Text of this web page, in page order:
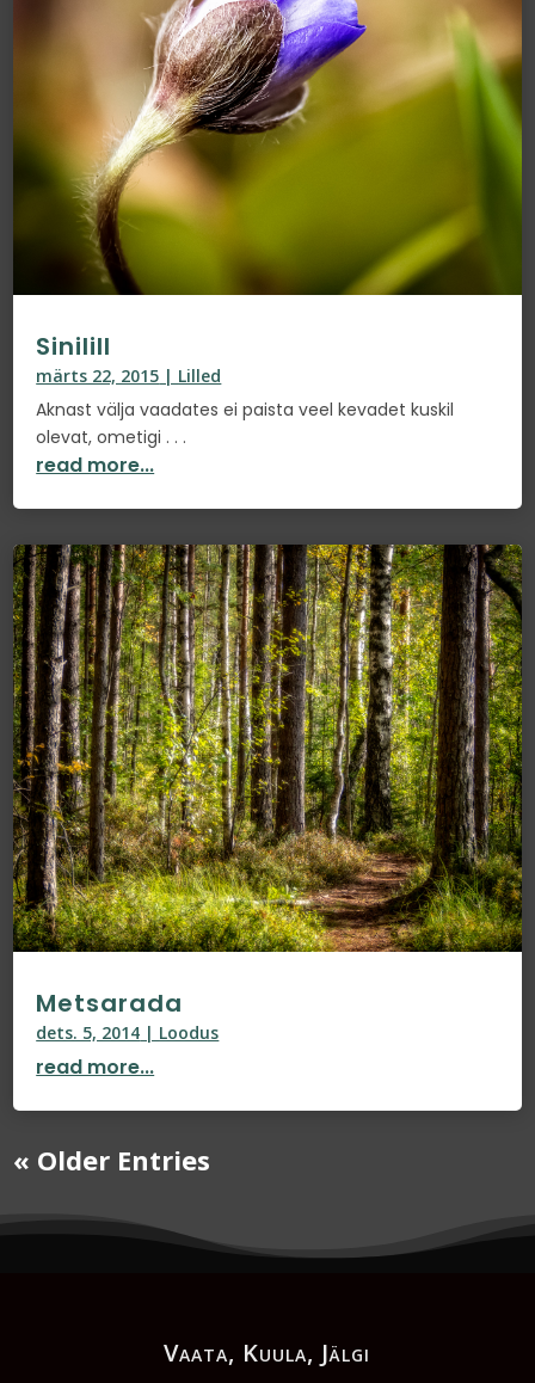
Sinilill
märts 22, 2015 | Lilled
Aknast välja vaadates ei paista veel kevadet kuskil
olevat, ometigi . . .
read more...
Metsarada
dets. 5, 2014 | Loodus
read more...
« Older Entries
Vaata, Kuula, Jälgi